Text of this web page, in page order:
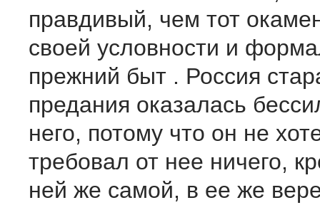
правдивый, чем тот
своей условности и
прежний быт . Россия
предания оказалась
него, потому что он не
требовал от нее ничего,
ней же самой, в ее же